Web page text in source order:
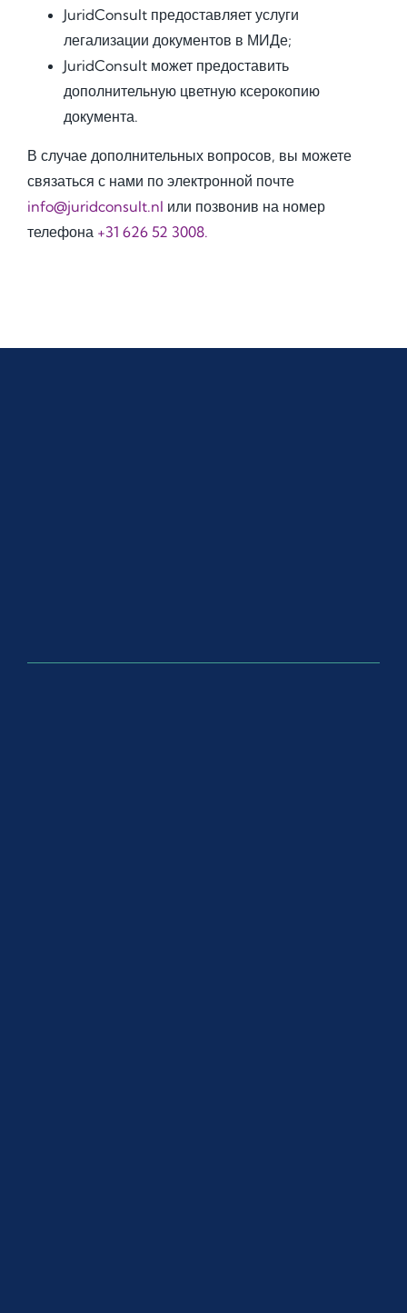
JuridConsult предоставляет услуги
легализации документов в МИДе;
JuridConsult может предоставить
дополнительную цветную ксерокопию
документа.
В случае дополнительных вопросов, вы можете
связаться с нами по электронной почте
info@juridconsult.nl или позвонив на номер
телефона +31 626 52 3008.